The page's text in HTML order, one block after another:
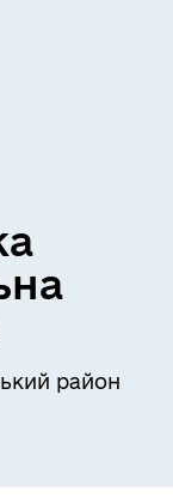
район